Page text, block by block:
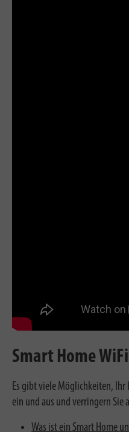
Smart Home
Es gibt viele Möglichkeiten, Ihr
ein und aus und verringern
Was ist ein Smart Home